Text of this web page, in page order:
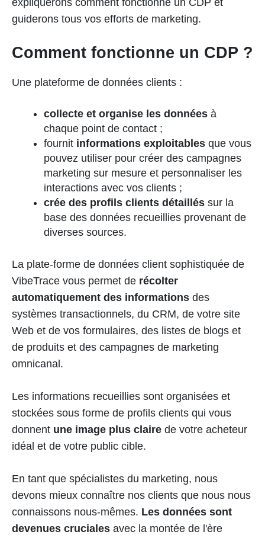
guiderons tous vos efforts de marketing.
Comment fonctionne un CDP ?
Une plateforme de données clients :
collecte et organise les données à
chaque point de contact ;
fournit informations exploitables que vous
pouvez utiliser pour créer des campagnes
marketing sur mesure et personnaliser les
interactions avec vos clients ;
crée des profils clients détaillés sur la
base des données recueillies provenant de
diverses sources.
La plate-forme de données client sophistiquée de
VibeTrace vous permet de récolter
automatiquement des informations des
systèmes transactionnels, du CRM, de votre site
Web et de vos formulaires, des listes de blogs et
de produits et des campagnes de marketing
omnicanal.
Les informations recueillies sont organisées et
stockées sous forme de profils clients qui vous
donnent une image plus claire de votre acheteur
idéal et de votre public cible.
En tant que spécialistes du marketing, nous
devons mieux connaître nos clients que nous nous
connaissons nous-mêmes. Les données sont
devenues cruciales avec la montée de l'ère